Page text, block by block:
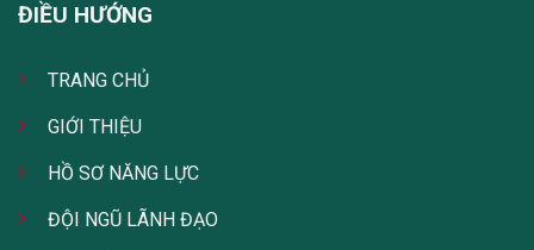
ĐIỀU HƯỚNG
TRANG CHỦ
GIỚI THIỆU
HỒ SƠ NĂNG LỰC
ĐỘI NGŨ LÃNH ĐẠO